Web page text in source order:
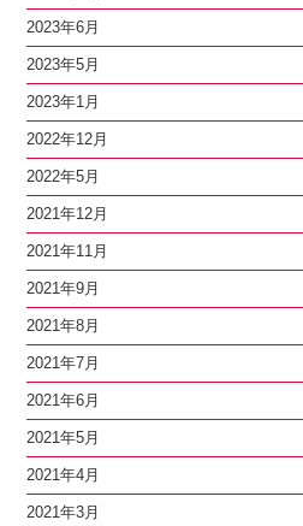
2023年6月
2023年5月
2023年1月
2022年12月
2022年5月
2021年12月
2021年11月
2021年9月
2021年8月
2021年7月
2021年6月
2021年5月
2021年4月
2021年3月